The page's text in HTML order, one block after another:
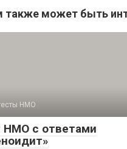
также может быть
НМО
НМО с ответами